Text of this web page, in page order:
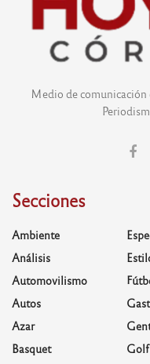
Medio de comunicación
Secciones
Ambiente
Análisis
Automovilismo
Autos
Azar
Basquet
Golf